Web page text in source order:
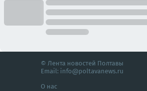
© Лента новостей Полтавы
Email: info@poltavanews.ru
О нас